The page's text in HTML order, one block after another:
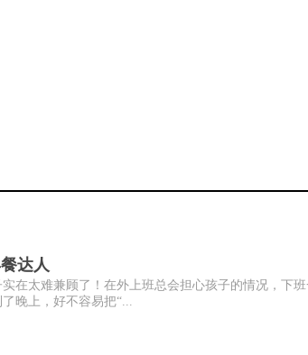
达人
在太难兼顾了！在外上班总会担心孩子的情况，下班
晚上，好不容易把“...